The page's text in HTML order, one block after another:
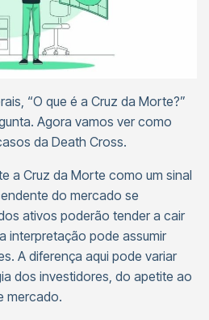
“O que é a Cruz da Morte?”
Agora vamos ver como
da Death Cross.
a Cruz da Morte como um sinal
do mercado se
ativos poderão tender a cair
interpretação pode assumir
A diferença aqui pode variar
dos investidores, do apetite ao
mercado.